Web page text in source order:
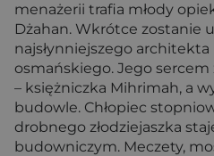
menażerii trafia młody
Dżahan. Wkrótce zostanie
najsłynniejszego
osmańskiego. Jego sercem
– księżniczka Mihrimah, a
budowle. Chłopiec
drobnego złodziejaszka
budowniczym. Meczety,